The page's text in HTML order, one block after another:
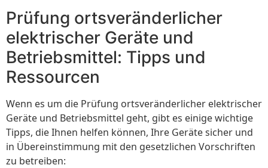
Prüfung ortsveränderlicher
elektrischer Geräte und
Betriebsmittel: Tipps und
Ressourcen
Wenn es um die Prüfung ortsveränderlicher elektrischer
Geräte und Betriebsmittel geht, gibt es einige wichtige
Tipps, die Ihnen helfen können, Ihre Geräte sicher und
in Übereinstimmung mit den gesetzlichen Vorschriften
zu betreiben: